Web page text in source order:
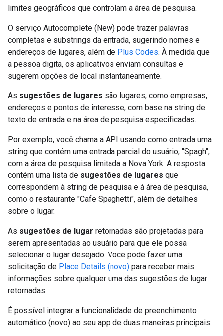
limites geográficos que controlam a área de pesquisa.
O serviço Autocomplete (New) pode trazer palavras
completas e substrings da entrada, sugerindo nomes e
endereços de lugares, além de Plus Codes. À medida que
a pessoa digita, os aplicativos enviam consultas e
sugerem opções de local instantaneamente.
As sugestões de lugares são lugares, como empresas,
endereços e pontos de interesse, com base na string de
texto de entrada e na área de pesquisa especificadas.
Por exemplo, você chama a API usando como entrada uma
string que contém uma entrada parcial do usuário, "Spagh",
com a área de pesquisa limitada a Nova York. A resposta
contém uma lista de sugestões de lugares que
correspondem à string de pesquisa e à área de pesquisa,
como o restaurante "Cafe Spaghetti", além de detalhes
sobre o lugar.
As sugestões de lugar retornadas são projetadas para
serem apresentadas ao usuário para que ele possa
selecionar o lugar desejado. Você pode fazer uma
solicitação de Place Details (novo) para receber mais
informações sobre qualquer uma das sugestões de lugar
retornadas.
É possível integrar a funcionalidade de preenchimento
automático (novo) ao seu app de duas maneiras principais: